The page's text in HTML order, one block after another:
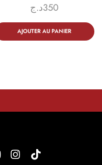
350د.ج
AJOUTER AU PANIER